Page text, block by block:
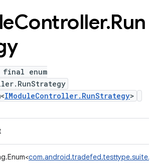
Controller.Run
enum
IModuleController.RunStrategy>